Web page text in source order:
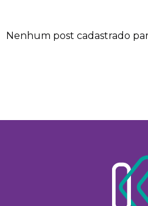
Nenhum post cadastrado